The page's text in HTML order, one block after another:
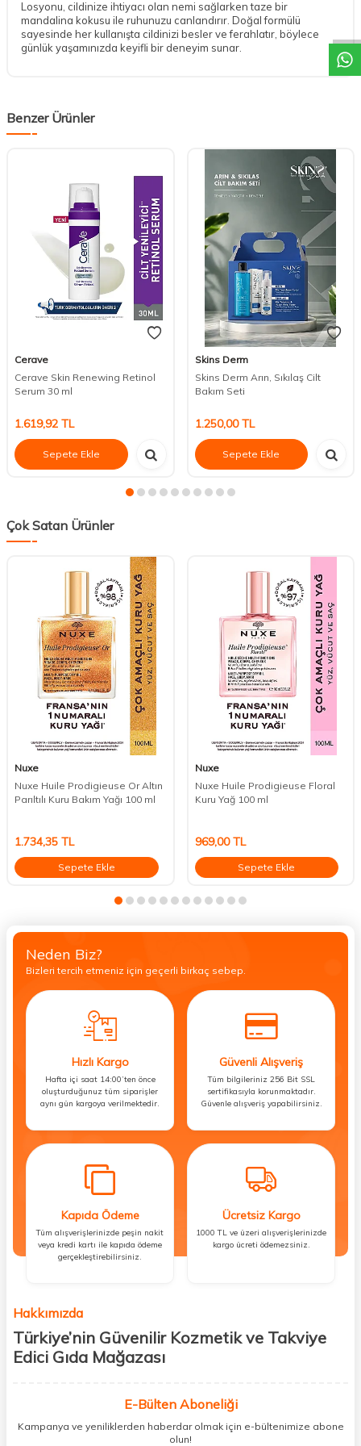
Losyonu, cildinize ihtiyacı olan nemi sağlarken taze bir
mandalina kokusu ile ruhunuzu canlandırır. Doğal formülü
sayesinde her kullanışta cildinizi besler ve ferahlatır, böylece
günlük yaşamınızda keyifli bir deneyim sunar.
Benzer Ürünler
Cerave
Cerave Skin Renewing Retinol
Serum 30 ml
1.619,92 TL
Sepete Ekle
Skins Derm
Skins Derm Arın, Sıkılaş Cilt
Bakım Seti
1.250,00TL
Sepete Ekle
Çok Satan Ürünler
Nuxe
Nuxe Huile Prodigieuse Or Altın
Parıltılı Kuru Bakım Yağı 100 ml
1.734,35 TL
Sepete Ekle
Nuxe
Nuxe Huile Prodigieuse Floral
Kuru Yağ 100 ml
969,00TL
Sepete Ekle
Neden Biz?
Bizleri tercih etmeniz için geçerli birkaç sebep.
Hızlı Kargo
Hafta içi saat 14:00’ten önce
oluşturduğunuz tüm siparişler
aynı gün kargoya verilmektedir.
Güvenli Alışveriş
Tüm bilgileriniz 256 Bit SSL
sertifikasıyla korunmaktadır.
Güvenle alışveriş yapabilirsiniz.
Kapıda Ödeme
Tüm alışverişlerinizde peşin nakit
veya kredi kartı ile kapıda ödeme
gerçekleştirebilirsiniz.
Ücretsiz Kargo
1000 TL ve üzeri alışverişlerinizde
kargo ücreti ödemezsiniz.
Hakkımızda
Türkiye’nin Güvenilir Kozmetik ve Takviye
Edici Gıda Mağazası
kişisel bakım hem de takviye edici gıda ürünlerini sizlerle
buluşturuyoruz. Artık mağaza mağaza dolaşmanıza gerek yok;
ihtiyacınız olan her şeyi tek bir çatı altında topluyor ve kapınıza kadar
E-Bülten Aboneliği
Kampanya ve yeniliklerden haberdar olmak için e-bültenimize abone
olun!